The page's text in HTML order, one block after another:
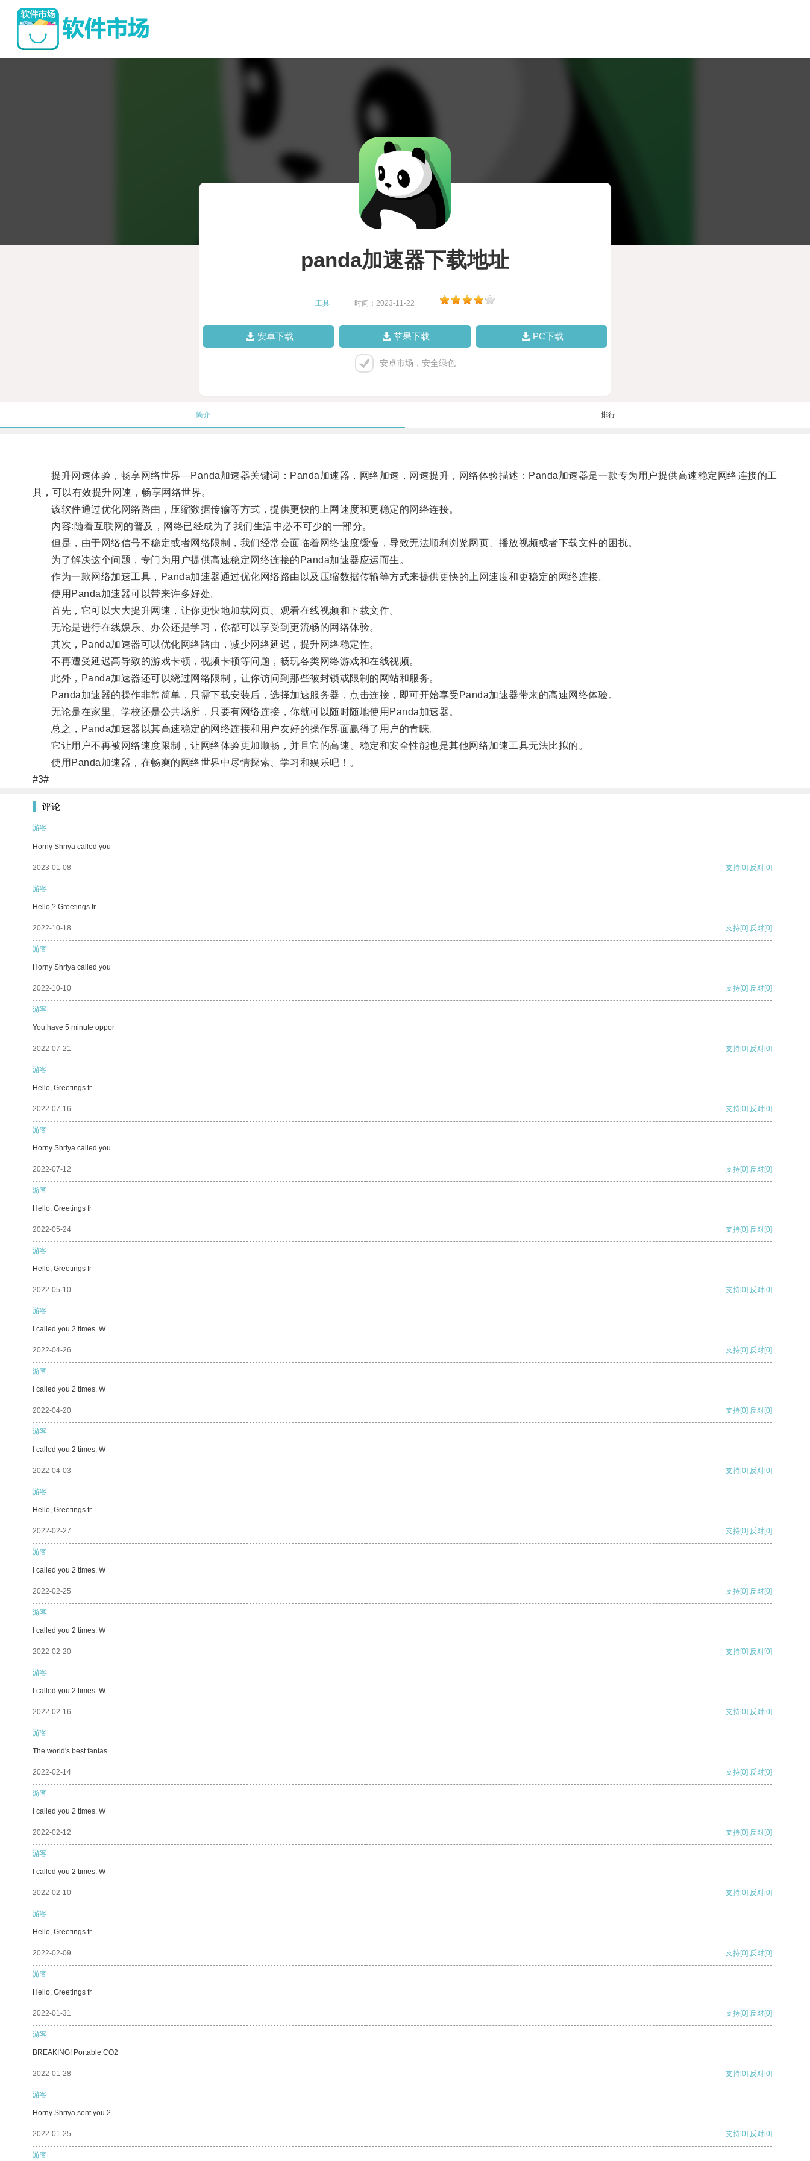
panda加速器下载地址
工具 时间：2023-11-22
安卓下载 苹果下载 PC下载
安卓市场，安全绿色
简介 排行
提升网速体验，畅享网络世界—Panda加速器关键词：Panda加速器，网络加速，网速提升，网络体验描述：Panda加速器是一款专为用户提供高速稳定网络连接的工
具，可以有效提升网速，畅享网络世界。
该软件通过优化网络路由，压缩数据传输等方式，提供更快的上网速度和更稳定的网络连接。
内容:随着互联网的普及，网络已经成为了我们生活中必不可少的一部分。
但是，由于网络信号不稳定或者网络限制，我们经常会面临着网络速度缓慢，导致无法顺利浏览网页、播放视频或者下载文件的困扰。
为了解决这个问题，专门为用户提供高速稳定网络连接的Panda加速器应运而生。
作为一款网络加速工具，Panda加速器通过优化网络路由以及压缩数据传输等方式来提供更快的上网速度和更稳定的网络连接。
使用Panda加速器可以带来许多好处。
首先，它可以大大提升网速，让你更快地加载网页、观看在线视频和下载文件。
无论是进行在线娱乐、办公还是学习，你都可以享受到更流畅的网络体验。
其次，Panda加速器可以优化网络路由，减少网络延迟，提升网络稳定性。
不再遭受延迟高导致的游戏卡顿，视频卡顿等问题，畅玩各类网络游戏和在线视频。
此外，Panda加速器还可以绕过网络限制，让你访问到那些被封锁或限制的网站和服务。
Panda加速器的操作非常简单，只需下载安装后，选择加速服务器，点击连接，即可开始享受Panda加速器带来的高速网络体验。
无论是在家里、学校还是公共场所，只要有网络连接，你就可以随时随地使用Panda加速器。
总之，Panda加速器以其高速稳定的网络连接和用户友好的操作界面赢得了用户的青睐。
它让用户不再被网络速度限制，让网络体验更加顺畅，并且它的高速、稳定和安全性能也是其他网络加速工具无法比拟的。
使用Panda加速器，在畅爽的网络世界中尽情探索、学习和娱乐吧！。
#3#
评论
游客
Horny Shriya called you
2023-01-08 支持[0] 反对[0]
游客
Hello,? Greetings fr
2022-10-18 支持[0] 反对[0]
游客
Horny Shriya called you
2022-10-10 支持[0] 反对[0]
游客
You have 5 minute oppor
2022-07-21 支持[0] 反对[0]
游客
Hello, Greetings fr
2022-07-16 支持[0] 反对[0]
游客
Horny Shriya called you
2022-07-12 支持[0] 反对[0]
游客
Hello, Greetings fr
2022-05-24 支持[0] 反对[0]
游客
Hello, Greetings fr
2022-05-10 支持[0] 反对[0]
游客
I called you 2 times. W
2022-04-26 支持[0] 反对[0]
游客
I called you 2 times. W
2022-04-20 支持[0] 反对[0]
游客
I called you 2 times. W
2022-04-03 支持[0] 反对[0]
游客
Hello, Greetings fr
2022-02-27 支持[0] 反对[0]
游客
I called you 2 times. W
2022-02-25 支持[0] 反对[0]
游客
I called you 2 times. W
2022-02-20 支持[0] 反对[0]
游客
I called you 2 times. W
2022-02-16 支持[0] 反对[0]
游客
The world's best fantas
2022-02-14 支持[0] 反对[0]
游客
I called you 2 times. W
2022-02-12 支持[0] 反对[0]
游客
I called you 2 times. W
2022-02-10 支持[0] 反对[0]
游客
Hello, Greetings fr
2022-02-09 支持[0] 反对[0]
游客
Hello, Greetings fr
2022-01-31 支持[0] 反对[0]
游客
BREAKING! Portable CO2
2022-01-28 支持[0] 反对[0]
游客
Horny Shriya sent you 2
2022-01-25 支持[0] 反对[0]
游客